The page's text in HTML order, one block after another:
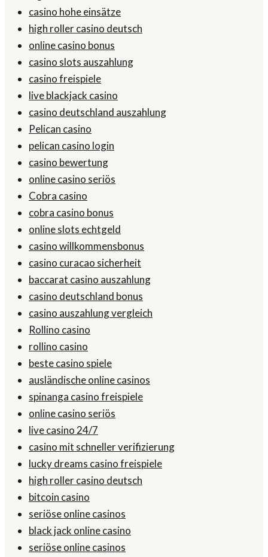
casino hohe einsätze
high roller casino deutsch
online casino bonus
casino slots auszahlung
casino freispiele
live blackjack casino
casino deutschland auszahlung
Pelican casino
pelican casino login
casino bewertung
online casino seriös
Cobra casino
cobra casino bonus
online slots echtgeld
casino willkommensbonus
casino curacao sicherheit
baccarat casino auszahlung
casino deutschland bonus
casino auszahlung vergleich
Rollino casino
rollino casino
beste casino spiele
ausländische online casinos
spinanga casino freispiele
online casino seriös
live casino 24/7
casino mit schneller verifizierung
lucky dreams casino freispiele
high roller casino deutsch
bitcoin casino
seriöse online casinos
black jack online casino
seriöse online casinos